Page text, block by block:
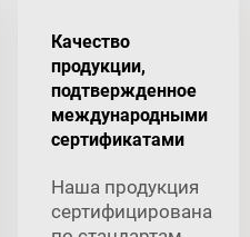
Качество
продукции,
подтвержденное
международными
сертификатами
Наша продукция
сертифицирована